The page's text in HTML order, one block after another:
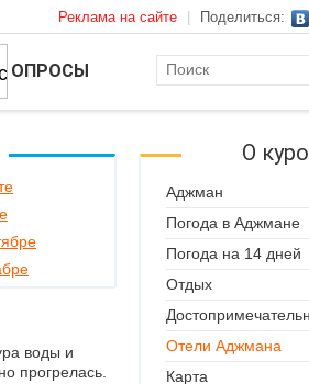
Реклама на сайте Поделиться:
ОПРОСЫ
воды и
прогрелась.
О
Аджман
Погода в Аджмане
Погода на 14 дней
Отдых
Отели Аджмана
Карта